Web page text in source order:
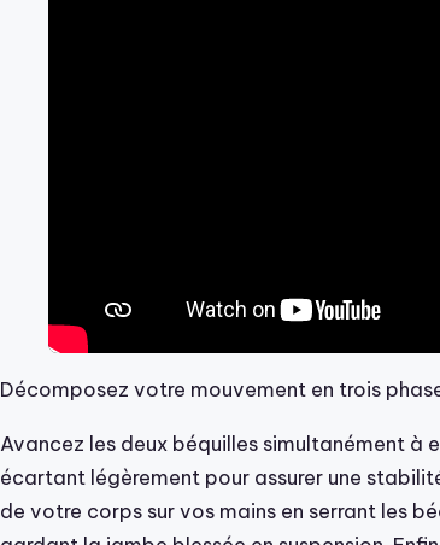
Décomposez votre mouvement en trois
Avancez les deux béquilles simultanément à
écartant légèrement pour assurer une
de votre corps sur vos mains en serrant les